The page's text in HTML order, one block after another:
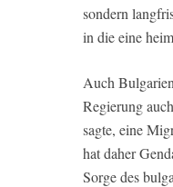
sondern
in die eine
Auch
Regierung
sagte, eine
hat daher
Sorge des